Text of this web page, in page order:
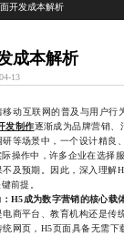
开发成本解析
成本解析
13
互联网的普及与用户行
发制作逐渐成为品牌营销、
研等场景中，一个设计精良
操作中，许多企业在选择
及预期。因此，深入理解
前提。
H5成为数字营销的核心载
平台、教育机构还是传
网页，H5页面具备无需